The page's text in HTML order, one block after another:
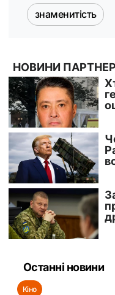
знаменитість
Останні новини
Кіно